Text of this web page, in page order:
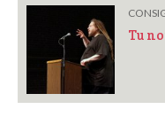
Tu